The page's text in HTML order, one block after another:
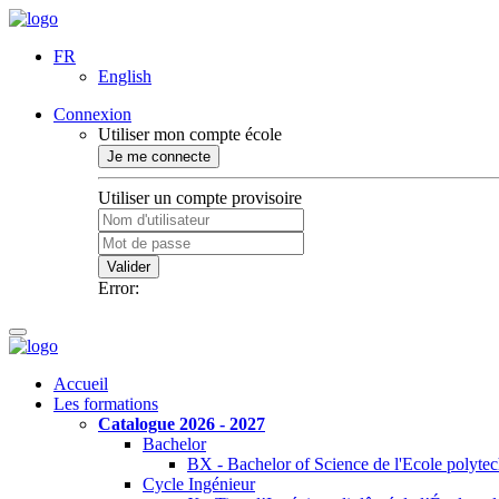
FR
English
Connexion
Utiliser mon compte école
Je me connecte
Utiliser un compte provisoire
Valider
Error:
Accueil
Les formations
Catalogue 2026 - 2027
Bachelor
BX - Bachelor of Science de l'Ecole
Cycle Ingénieur